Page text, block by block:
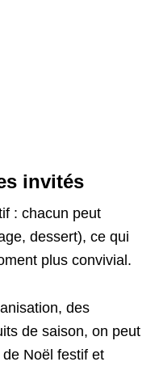
invités
: chacun peut
dessert), ce qui
plus convivial.
des
de saison, on peut
Noël festif et